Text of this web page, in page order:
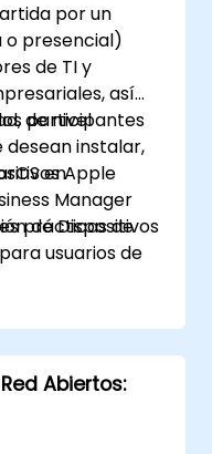
por un
o presencial)
de TI y
así
de nivel
desean instalar,
Apple
Manager
de Dispositivos
participantes
en
prácticas de
usuarios de
intercambio de
y los
mediante
de
Abiertos: